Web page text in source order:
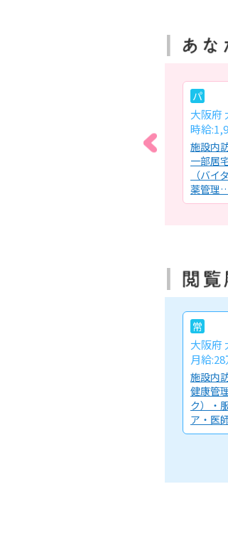
特別養護老人ホームにおけ
パ
大阪府
時給
施設内
一部居
（バ
薬管理
常
大阪府
月給
施設内
健康管
ク）・
ア・医